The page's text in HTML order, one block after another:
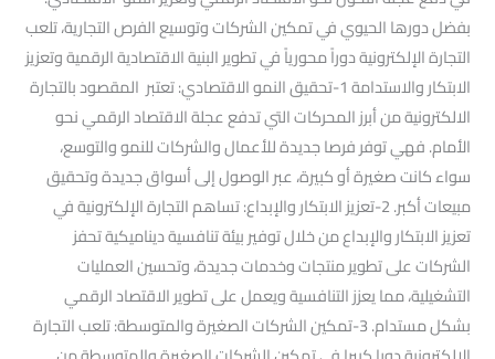
بفضل دورها الحيوي في تمكين الشركات وتوسيع الفرص التجارية، تلعب
التجارة الإلكترونية دوراً محورياً في تطوير البنية الاقتصادية الرقمية وتعزيز
الابتكار والاستدامة 1-تحقيق النمو الاقتصادي: تعتبر المقصود بالتجارة
الالكترونية من أبرز المحركات التي تدفع عجلة الاقتصاد الرقمي نحو
الأمام. فهي توفر فرصا جديدة للأعمال والشركات للنمو والتوسع،
سواء كانت صغيرة أو كبيرة، عبر الوصول إلى أسواق جديدة وتحقيق
مبيعات أكبر. 2-تعزيز الابتكار والإبداع: تساهم التجارة الإلكترونية في
تعزيز الابتكار والإبداع من خلال توفير بيئة تنافسية ديناميكية تحفز
الشركات على تطوير منتجات وخدمات جديدة، وتحسين العمليات
التشغيلية، مما يعزز التنافسية ويعمل على تطوير الاقتصاد الرقمي
بشكل مستدام. 3-تمكين الشركات الصغيرة والمتوسطة: تلعب التجارة